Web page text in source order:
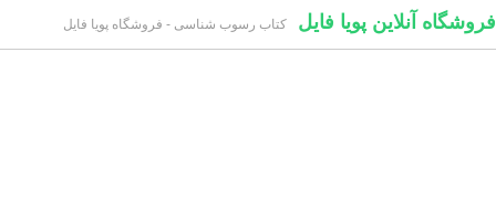
فروشگاه آنلاین پویا فایل کتاب رسوب شناسی - فروشگاه پویا فایل